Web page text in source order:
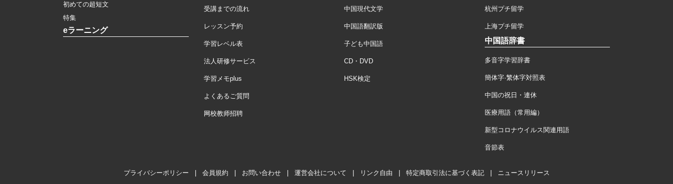
初めての超短文
特集
eラーニング
受講までの流れ
レッスン予約
学習レベル表
法人研修サービス
学習メモplus
よくあるご質問
网校教师招聘
中国現代文学
中国語翻訳版
子ども中国語
CD・DVD
HSK検定
杭州プチ留学
上海プチ留学
中国語辞書
多音字学習辞書
簡体字·繁体字対照表
中国の祝日・連休
医療用語（常用編）
新型コロナウイルス関連用語
音節表
プライバシーポリシー 会員規約 お問い合わせ 運営会社について リンク自由 特定商取引法に基づく表記 ニュースリリース